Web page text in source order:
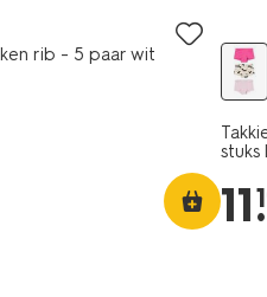
rib - 5 paar wit
stuks
11.